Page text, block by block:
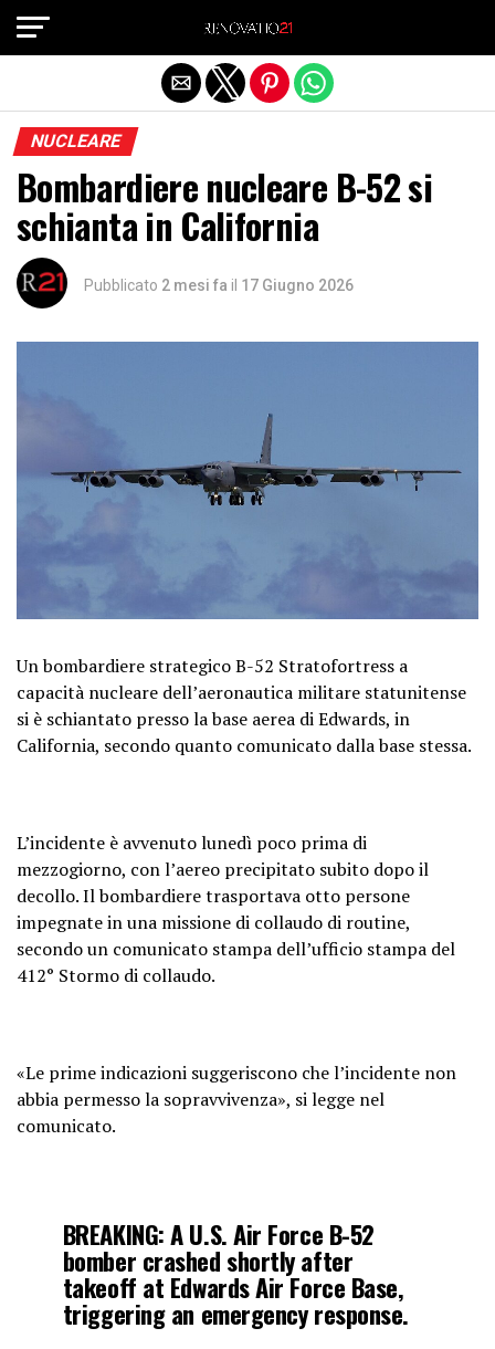
NUCLEARE
Bombardiere nucleare B-52 si
schianta in California
Pubblicato 2 mesi fa il 17 Giugno 2026
Un bombardiere strategico B-52 Stratofortress a
capacità nucleare dell’aeronautica militare statunitense
si è schiantato presso la base aerea di Edwards, in
California, secondo quanto comunicato dalla base stessa.
L’incidente è avvenuto lunedì poco prima di
mezzogiorno, con l’aereo precipitato subito dopo il
decollo. Il bombardiere trasportava otto persone
impegnate in una missione di collaudo di routine,
secondo un comunicato stampa dell’ufficio stampa del
412° Stormo di collaudo.
«Le prime indicazioni suggeriscono che l’incidente non
abbia permesso la sopravvivenza», si legge nel
comunicato.
BREAKING: A U.S. Air Force B-52
bomber crashed shortly after
takeoff at Edwards Air Force Base,
triggering an emergency response.
Exit mobile version